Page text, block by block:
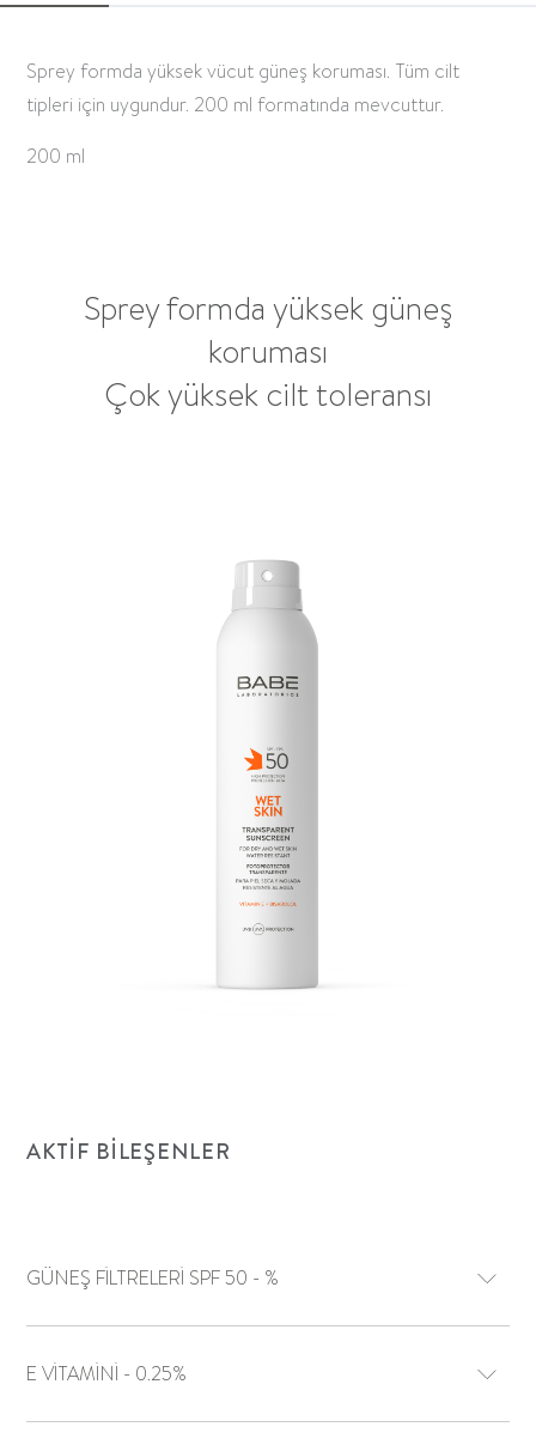
Sprey formda yüksek vücut güneş koruması. Tüm cilt
tipleri için uygundur. 200 ml formatında mevcuttur.
200 ml
Sprey formda yüksek güneş
koruması
Çok yüksek cilt toleransı
AKTIF BILEŞENLER
GÜNEŞ FİLTRELERİ SPF 50 - %
E VİTAMİNİ - 0.25%